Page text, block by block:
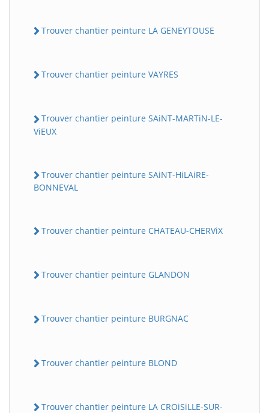
Trouver chantier peinture LA GENEYTOUSE
Trouver chantier peinture VAYRES
Trouver chantier peinture SAiNT-MARTiN-LE-
ViEUX
Trouver chantier peinture SAiNT-HiLAiRE-
BONNEVAL
Trouver chantier peinture CHATEAU-CHERViX
Trouver chantier peinture GLANDON
Trouver chantier peinture BURGNAC
Trouver chantier peinture BLOND
Trouver chantier peinture LA CROiSiLLE-SUR-